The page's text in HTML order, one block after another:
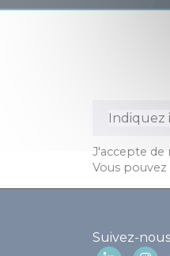
J'accepte de
Vous pouvez
Suivez-